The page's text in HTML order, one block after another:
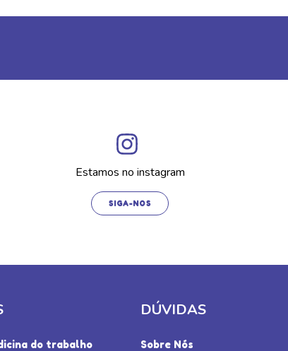
Estamos no instagram
SIGA-NOS
do trabalho
DÚVIDAS
Sobre Nós